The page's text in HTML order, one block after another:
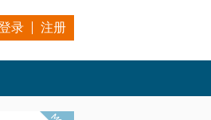
录 注册